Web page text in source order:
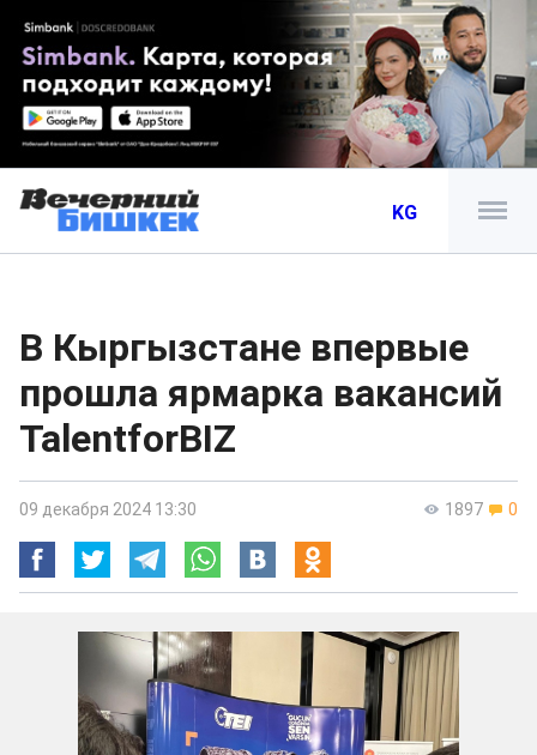
KG
В Кыргызстане впервые
прошла ярмарка вакансий
TalentforBIZ
1897 0
09 декабря 2024 13:30